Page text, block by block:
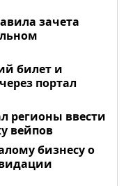
зачета
билет и
портал
регионы ввести
вейпов
бизнесу о